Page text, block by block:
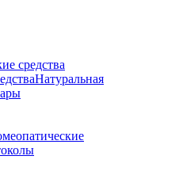
средства
Натуральная